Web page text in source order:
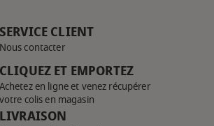
SERVICE CLIENT
Nous contacter
CLIQUEZ ET EMPORTEZ
Achetez en ligne et venez récupérer
votre colis en magasin
LIVRAISON